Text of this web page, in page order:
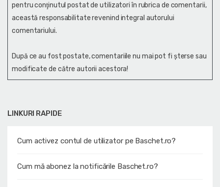
LINKURI RAPIDE
Cum activez contul de utilizator pe Baschet.ro?
Cum mă abonez la notificările Baschet.ro?
pentru conţinutul postat de utilizatori în rubrica de comentarii,
această responsabilitate revenind integral autorului
comentariului.
După ce au fost postate, comentariile nu mai pot fi șterse sau
modificate de către autorii acestora!